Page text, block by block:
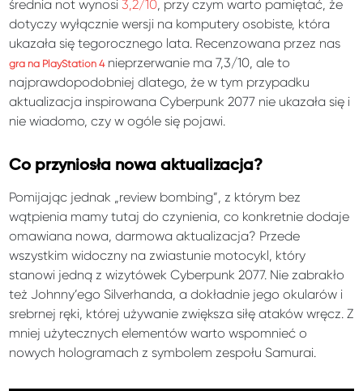
średnia not wynosi3,2/10 , przy czym warto pamiętać, że
dotyczy wyłącznie wersji na komputery osobiste, która
ukazała się tegorocznego lata. Recenzowana przez nas
gra na PlayStation 4nieprzerwanie ma 7,3/10, ale to
najprawdopodobniej dlatego, że w tym przypadku
aktualizacja inspirowana Cyberpunk 2077 nie ukazała się i
nie wiadomo, czy w ogóle się pojawi.
Co przyniosła nowa aktualizacja?
Pomijając jednak „review bombing”, z którym bez
wątpienia mamy tutaj do czynienia, co konkretnie dodaje
omawiana nowa, darmowa aktualizacja? Przede
wszystkim widoczny na zwiastunie motocykl, który
stanowi jedną z wizytówek Cyberpunk 2077. Nie zabrakło
też Johnny’ego Silverhanda, a dokładnie jego okularów i
srebrnej ręki, której używanie zwiększa siłę ataków wręcz. Z
mniej użytecznych elementów warto wspomnieć o
nowych hologramach z symbolem zespołu Samurai.